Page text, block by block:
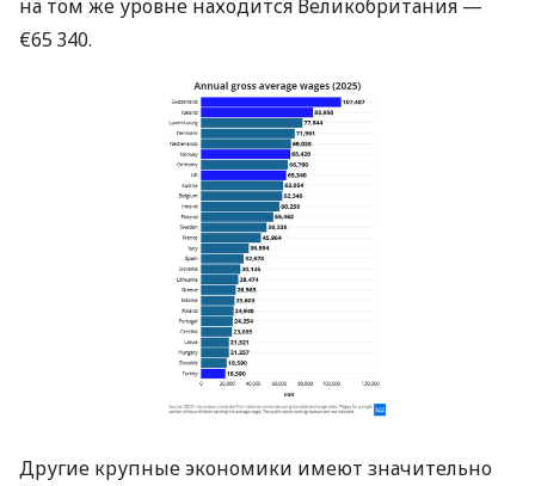
на том же уровне находится Великобритания —
€65 340.
Другие крупные экономики имеют значительно